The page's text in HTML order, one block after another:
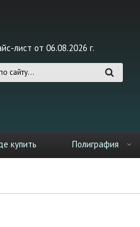
лист от 06.08.2026 г.
поиска
купить Полиграфия